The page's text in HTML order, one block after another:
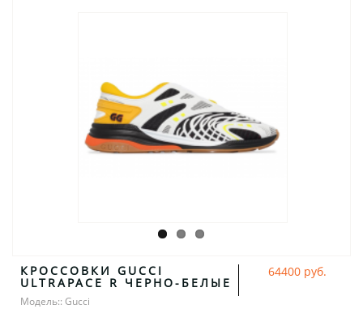
КРОССОВКИ GUCCI
ULTRAPACE R ЧЕРНО-БЕЛЫЕ
Модель:: Gucci
64400 руб.